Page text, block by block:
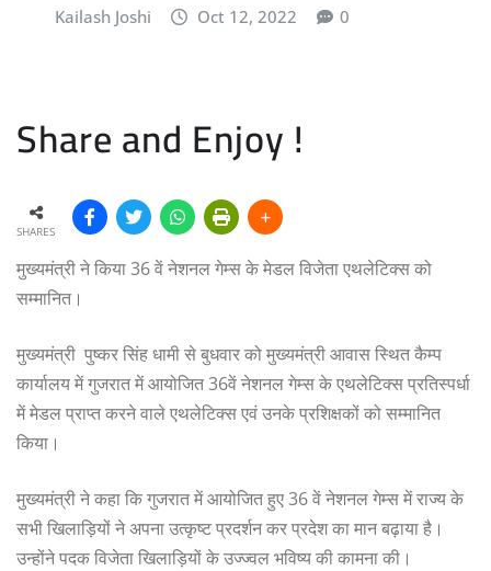
Kailash Joshi Oct 12, 2022 0
Share and Enjoy !
SHARES
मुख्यमंत्री ने किया 36 वें नेशनल गेम्स के मेडल विजेता एथलेटिक्स को
सम्मानित।
मुख्यमंत्री पुष्कर सिंह धामी से बुधवार को मुख्यमंत्री आवास स्थित कैम्प
कार्यालय में गुजरात में आयोजित 36वें नेशनल गेम्स के एथलेटिक्स प्रतिस्पर्धा
में मेडल प्राप्त करने वाले एथलेटिक्स एवं उनके प्रशिक्षकों को सम्मानित
किया।
मुख्यमंत्री ने कहा कि गुजरात में आयोजित हुए 36 वें नेशनल गेम्स में राज्य के
सभी खिलाड़ियों ने अपना उत्कृष्ट प्रदर्शन कर प्रदेश का मान बढ़ाया है।
उन्होंने पदक विजेता खिलाड़ियों के उज्ज्वल भविष्य की कामना की।